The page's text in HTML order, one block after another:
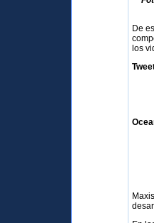
De
los